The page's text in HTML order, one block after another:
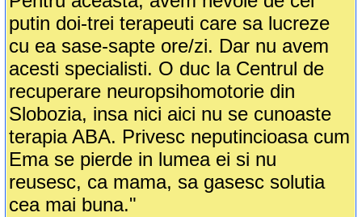
putin doi-trei terapeuti care sa lucreze
cu ea sase-sapte ore/zi. Dar nu avem
acesti specialisti. O duc la Centrul de
recuperare neuropsihomotorie din
Slobozia, insa nici aici nu se cunoaste
terapia ABA. Privesc neputincioasa cum
Ema se pierde in lumea ei si nu
reusesc, ca mama, sa gasesc solutia
cea mai buna."